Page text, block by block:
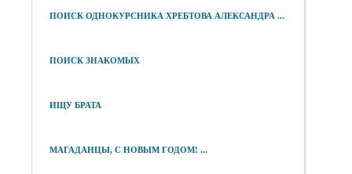
ПОИСК ОДНОКУРСНИКА ХРЕБТОВА АЛЕКСАНДРА ...
ПОИСК ЗНАКОМЫХ
ИЩУ БРАТА
МАГАДАНЦЫ, С НОВЫМ ГОДОМ! ...